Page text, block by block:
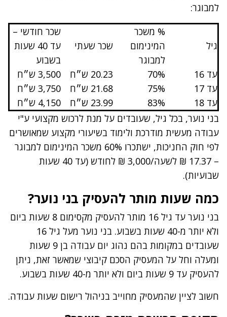
למבוגר:
גיל
% משכר
המינימום
למבוגר
שכר שעתי
שכר חודשי –
עד 40 שעות
בשבוע
עד 16
70% 20.23 ש״ח
3,500 ש״ח
עד 17
75% 21.68 ש״ח
3,750 ש״ח
עד 18
83% 23.99 ש״ח
4,150 ש״ח
בני נוער, בכל גיל, שעובדים על מנת לרכוש מקצועי ע"י
עבודה מעשית מודרכת ולימוד בשיעורי מקצוע שמאושרים
לפי חוק החניכות, ישתכרו 60% משכר המינימום למבוגר
– 17.37 ₪ לשעה/3,000 ₪ לחודש (עד 40 שעות
שבועיות).
כמה שעות מותר להעסיק בני נוער?
בני נוער עד גיל 16 מותר להעסיק מקסימום 8 שעות ביום
ולא יותר מ-40 שעות בשבוע. בני נוער מעל גיל 16
שעובדים במקומות בהם נהוג יום עבודה בן 9 שעות
ומעלה וחל על המעסיק הסכם קיבוצי שמאשר זאת, ניתן
להעסיק עד 9 שעות ביום ולא יותר מ-40 שעות בשבוע.
חשוב לציין שהמעסיק מחוייב בניהול רישום שעות עבודה.